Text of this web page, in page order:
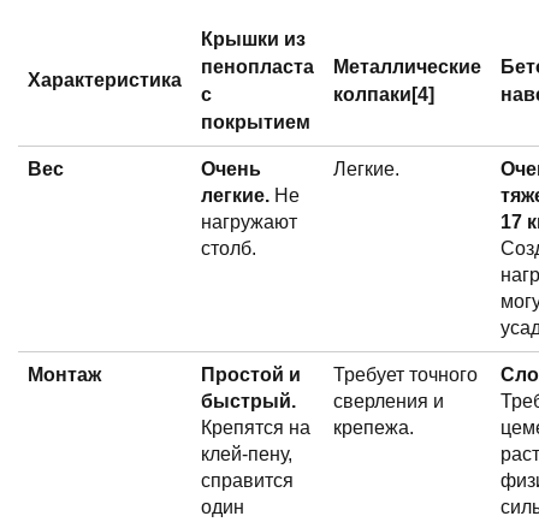
Характеристика
Крышки из
пенопласта
с
покрытием
Металлические
колпаки[4]
Вес
Очень
легкие. Не
нагружают
столб.
Легкие.
17
Монтаж
Простой и
быстрый.
Крепятся на
клей-пену,
справится
один
Требует точного
сверления и
крепежа.